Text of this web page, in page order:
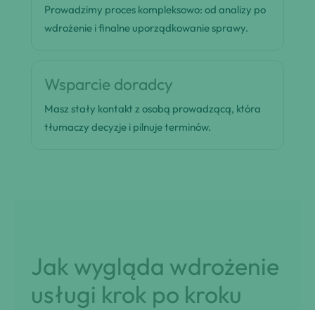
Prowadzimy proces kompleksowo: od analizy po
wdrożenie i finalne uporządkowanie sprawy.
Wsparcie doradcy
Masz stały kontakt z osobą prowadzącą, która
tłumaczy decyzje i pilnuje terminów.
Jak wygląda wdrożenie
usługi krok po kroku